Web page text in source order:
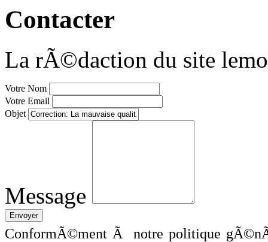
Contacter
La rÃ©daction du site
Votre Nom
Votre Email
Objet
Message
ConformÃ©ment Ã notre politique